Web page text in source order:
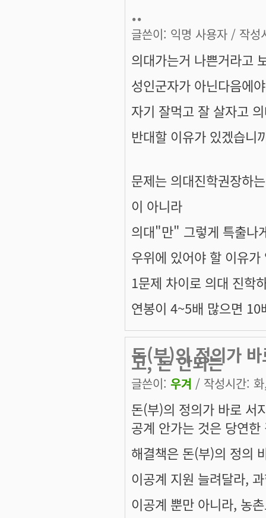
..
글쓴이: 익명 사용자 / 작성
의대가는거 나쁜거라고
성인군자가 아닌다음에야
자기 잘먹고 잘 살자고
반대할 이유가 있겠습니
문제는 의대진학권장하
이 아니라
의대"만" 그렇게 특출나
우위에 있어야 할 이유가
1문제 차이로 의대 진학
연봉이 4~5배 많으면
돈(부)의 정의가
고, 돈 안되는
글쓴이: 우겨 / 작성시간:
돈(부)의 정의가 바로 서
공계 안가는 것은 당연한
해결책은 돈(부)의 정의
이공계 지원 늘려달라,
이공계 뿐만 아니라, 농